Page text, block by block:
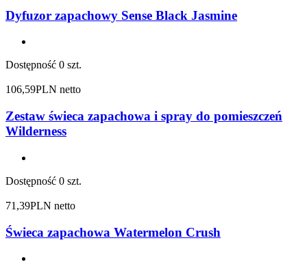
Dyfuzor zapachowy Sense Black Jasmine
Dostępność 0 szt.
106,59PLN netto
Zestaw świeca zapachowa i spray do pomieszczeń
Wilderness
Dostępność 0 szt.
71,39PLN netto
Świeca zapachowa Watermelon Crush